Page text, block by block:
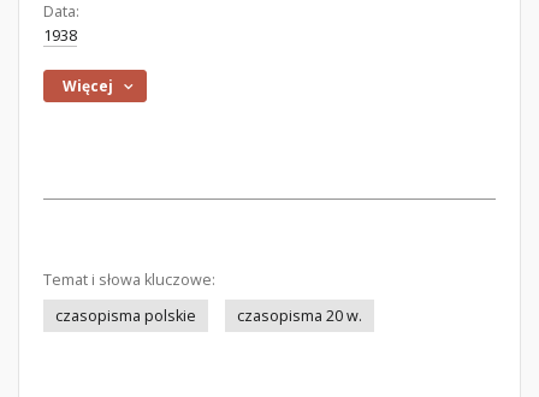
Data:
1938
Więcej
Temat i słowa kluczowe:
czasopisma polskie
czasopisma 20 w.